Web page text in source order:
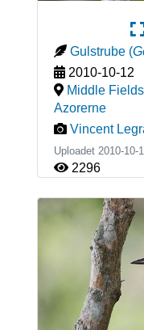
Gulstrube (
2010-10-12
Middle
Azorerne
Vincent
Uploadet 2010-10-
2296